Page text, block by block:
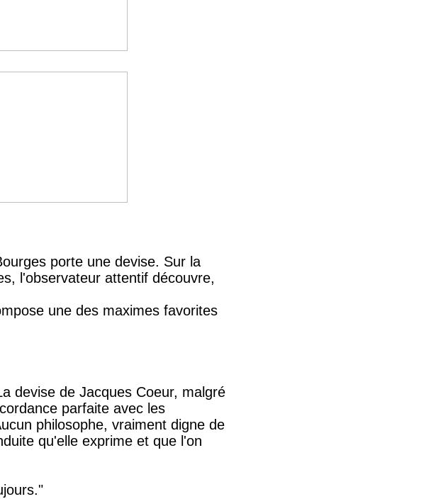
porte une devise. Sur la
l'observateur attentif découvre,
une des maximes favorites
devise de Jacques Coeur, malgré
parfaite avec les
philosophe, vraiment digne de
qu'elle exprime et que l'on